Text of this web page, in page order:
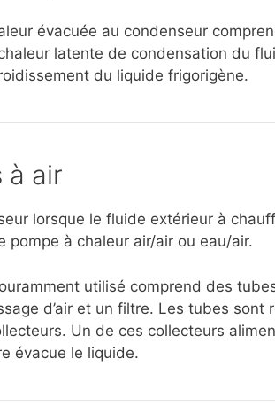
évacuée au condenseur
latente de condensation du
du liquide frigorigène.
à air
lorsque le fluide extérieur à
pompe à chaleur air/air ou eau/air.
utilisé comprend des
d’air et un filtre. Les tubes sont
Un de ces collecteurs
évacue le liquide.